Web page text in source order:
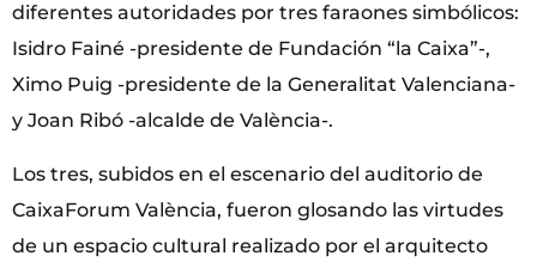
diferentes autoridades por tres faraones simbólicos:
Isidro Fainé -presidente de Fundación “la Caixa”-,
Ximo Puig -presidente de la Generalitat Valenciana-
y Joan Ribó -alcalde de València-.
Los tres, subidos en el escenario del auditorio de
CaixaForum València, fueron glosando las virtudes
de un espacio cultural realizado por el arquitecto